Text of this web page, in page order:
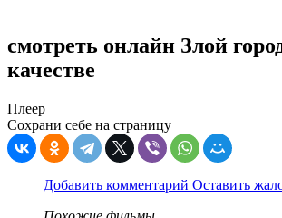
смотреть онлайн Злой
качестве
Плеер
Сохрани себе на страницу
Добавить комментарий Оставить